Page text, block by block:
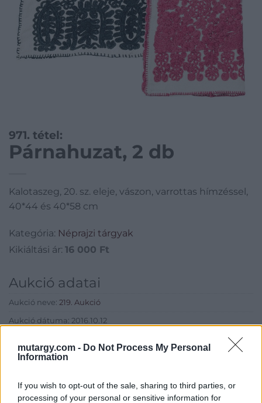
mutargy.com - Do Not Process My Personal
Information
If you wish to opt-out of the sale, sharing to third parties, or
processing of your personal or sensitive information for
971. tétel:
Párnahuzat, 2 db
Kalotaszeg, 20. sz. eleje, vászon, varrottas hímzéssel,
40*44 és 40*58 cm
Kategória: Néprajzi tárgyak
Kikiáltási ár: 16 000 Ft
Aukció adatai
Aukció neve: 219. Aukció
Aukció dátuma: 2016.10.12
Aukció helye: Budapest, Balaton utca 8.